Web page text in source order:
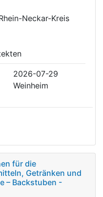
Neckar-Kreis
2026-07-29
Weinheim
für die
Getränken und
– Backstuben -